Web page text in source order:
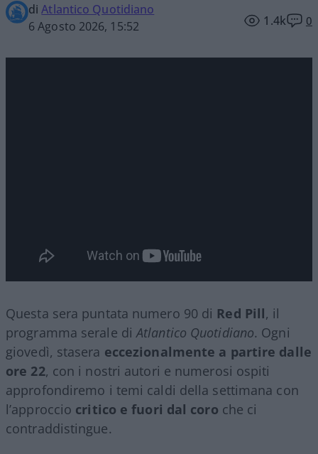
diAtlantico Quotidiano
6 Agosto 2026, 15:52
1.4k 0
Questa sera puntata numero 90 di Red Pill, il
programma serale diAtlantico Quotidiano. Ogni
giovedì, stasera eccezionalmente a partire dalle
ore 22, con i nostri autori e numerosi ospiti
approfondiremo i temi caldi della settimana con
l’approccio critico e fuori dal coro che ci
contraddistingue.